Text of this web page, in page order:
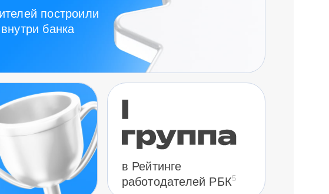
построили
банка
в Рейтинге
работодателей РБК5